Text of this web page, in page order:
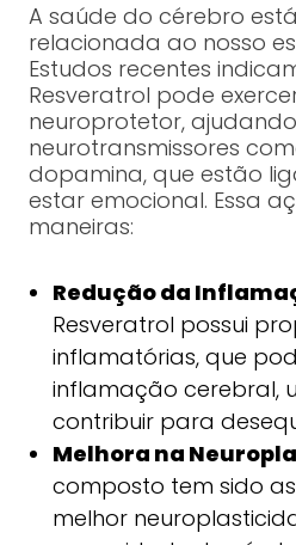
A saúde do cérebro
relacionada ao nosso
Estudos recentes
Resveratrol pode
neuroprotetor,
neurotransmissores
dopamina, que estão
estar emocional. Essa
maneiras:
Redução da
Resveratrol possui
inflamatórias, que
inflamação cerebral,
contribuir para
Melhora na
composto tem sido
melhor